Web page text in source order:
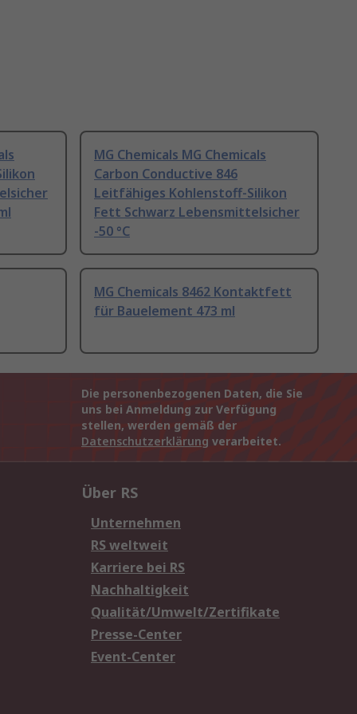
MG Chemicals MG Chemicals
Carbon Conductive 846
Leitfähiges Kohlenstoff-Silikon
Fett Schwarz Lebensmittelsicher
-50 °C
MG Chemicals 8462 Kontaktfett
für Bauelement 473 ml
Die personenbezogenen Daten, die Sie
uns bei Anmeldung zur Verfügung
stellen, werden gemäß der
Datenschutzerklärung verarbeitet.
Über RS
Unternehmen
RS weltweit
Karriere bei RS
Nachhaltigkeit
Qualität/Umwelt/Zertifikate
Presse-Center
Event-Center